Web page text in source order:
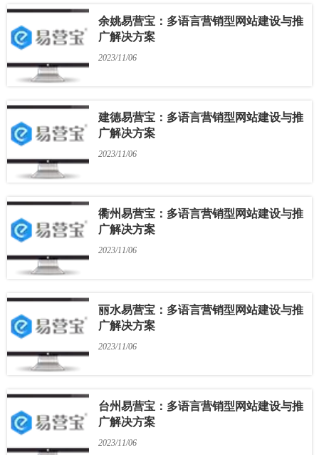
余姚易营宝：多语言营销型网站建设与推
广解决方案
2023/11/06
建德易营宝：多语言营销型网站建设与推
广解决方案
2023/11/06
衢州易营宝：多语言营销型网站建设与推
广解决方案
2023/11/06
丽水易营宝：多语言营销型网站建设与推
广解决方案
2023/11/06
台州易营宝：多语言营销型网站建设与推
广解决方案
2023/11/06